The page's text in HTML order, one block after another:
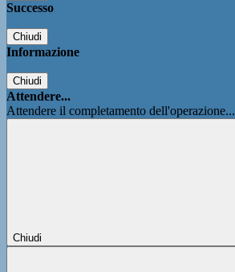
Successo
Chiudi
Informazione
Chiudi
Attendere...
Attendere il completamento dell'operazione...
Chiudi